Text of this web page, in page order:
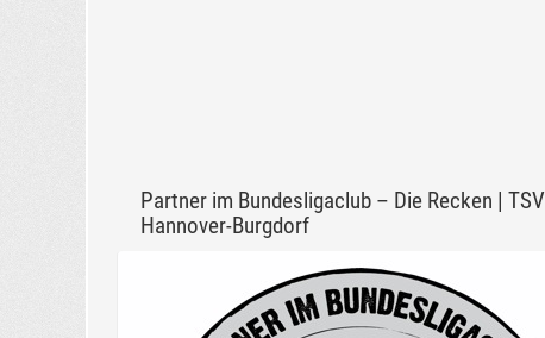
Partner im Bundesligaclub – Die Recken | TSV
Hannover-Burgdorf